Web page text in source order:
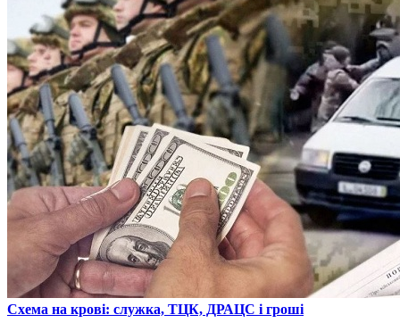
​Схема на крові: служка, ТЦК, ДРАЦС і гроші